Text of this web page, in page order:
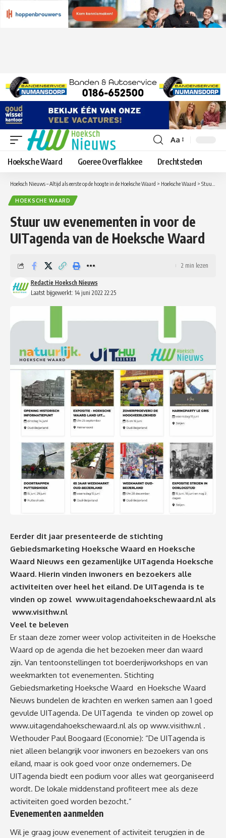
Lettergrootte
aanpassen
Aa
Hoeksche Waard Goeree Overflakkee Drechtsteden
Hoeksch Nieuws – Altijd als eerste op de hoogte in de Hoeksche Waard > Hoeksche Waard > Stuur uw evenementen in voor de UITagenda van de Hoeksche Waard
HOEKSCHE WAARD
Stuur uw evenementen in voor de
UITagenda van de Hoeksche Waard
Laatst bijgewerkt: 14 juni 2022 22:25
Redactie Hoeksch Nieuws
2 min lezen
Eerder dit jaar presenteerde de stichting
Gebiedsmarketing Hoeksche Waard en Hoeksche
Waard Nieuws een gezamenlijke UITagenda Hoeksche
Waard. Hierin vinden inwoners en bezoekers alle
activiteiten over heel het eiland. De UITagenda is te
vinden op zowel www.uitagendahoekschewaard.nl als
www.visithw.nl
Veel te beleven
Er staan deze zomer weer volop activiteiten in de Hoeksche
Waard op de agenda die het bezoeken meer dan waard
zijn. Van tentoonstellingen tot boerderijworkshops en van
weekmarkten tot evenementen. Stichting
Gebiedsmarketing Hoeksche Waard en Hoeksche Waard
Nieuws bundelen de krachten en werken samen aan 1 goed
gevulde UITagenda. De UITagenda te vinden op zowel op
www.uitagendahoekschewaard.nl als op www.visithw.nl .
Wethouder Paul Boogaard (Economie): “De UITagenda is
niet alleen belangrijk voor inwoners en bezoekers van ons
eiland, maar is ook goed voor onze ondernemers. De
UITagenda biedt een podium voor alles wat georganiseerd
wordt. De lokale middenstand profiteert mee als deze
activiteiten goed worden bezocht.”
Evenementen aanmelden
Wil je graag jouw evenement of activiteit terugzien in de